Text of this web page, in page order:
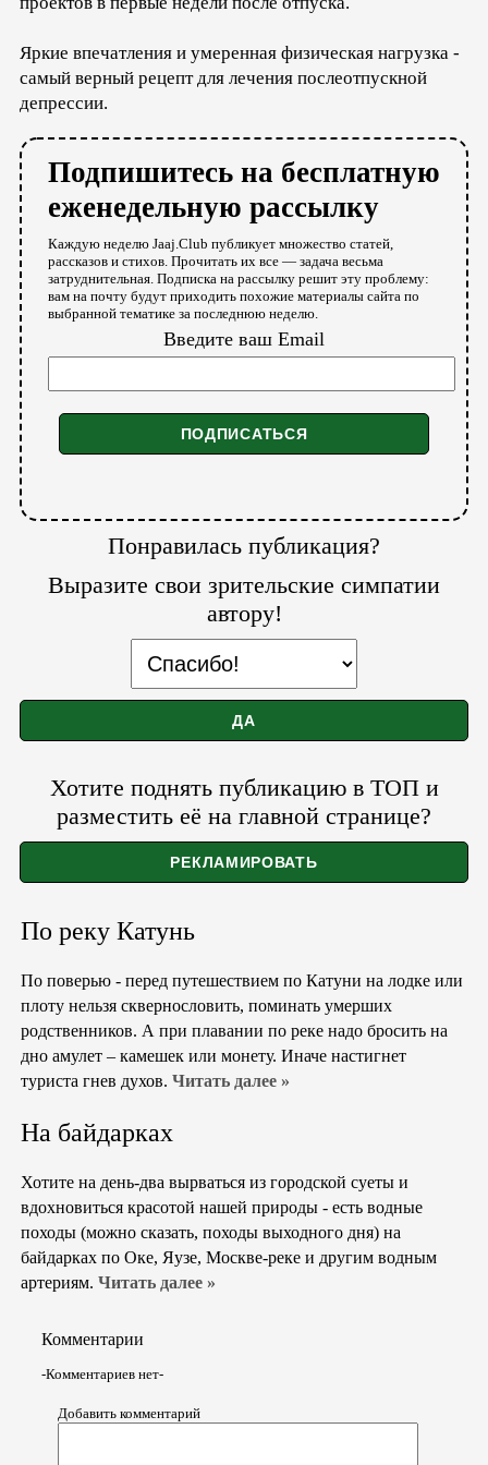
Яркие впечатления и умеренная физическая нагрузка -
самый верный рецепт для лечения послеотпускной
депрессии.
Подпишитесь на бесплатную
еженедельную рассылку
Каждую неделю Jaaj.Club публикует множество статей,
рассказов и стихов. Прочитать их все — задача весьма
затруднительная. Подписка на рассылку решит эту проблему:
вам на почту будут приходить похожие материалы сайта по
выбранной тематике за последнюю неделю.
Введите ваш Email
Понравилась публикация?
Выразите свои зрительские симпатии
автору!
Хотите поднять публикацию в ТОП и
разместить её на главной странице?
По реку Катунь
По поверью - перед путешествием по Катуни на лодке или
плоту нельзя сквернословить, поминать умерших
родственников. А при плавании по реке надо бросить на
дно амулет – камешек или монету. Иначе настигнет
туриста гнев духов. Читать далее »
На байдарках
Хотите на день-два вырваться из городской суеты и
вдохновиться красотой нашей природы - есть водные
походы (можно сказать, походы выходного дня) на
байдарках по Оке, Яузе, Москве-реке и другим водным
артериям. Читать далее »
Комментарии
-Комментариев нет-
Добавить комментарий